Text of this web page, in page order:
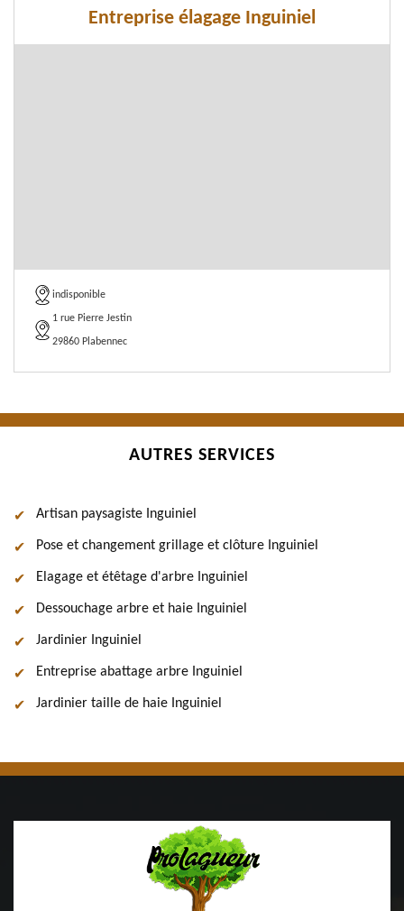
Entreprise élagage Inguiniel
indisponible
1 rue Pierre Jestin
29860 Plabennec
AUTRES SERVICES
Artisan paysagiste Inguiniel
Pose et changement grillage et clôture Inguiniel
Elagage et étêtage d'arbre Inguiniel
Dessouchage arbre et haie Inguiniel
Jardinier Inguiniel
Entreprise abattage arbre Inguiniel
Jardinier taille de haie Inguiniel